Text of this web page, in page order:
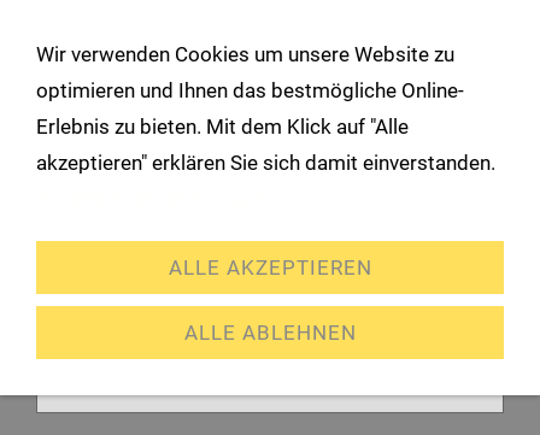
Navigation öffnen
Anmeldung
Bitte melden Sie sich mit Ihrem Kennwort an.
E-Mail oder Kundennummer:
Wir verwenden Cookies um unsere Website zu
optimieren und Ihnen das bestmögliche Online-
Erlebnis zu bieten. Mit dem Klick auf "Alle
akzeptieren" erklären Sie sich damit einverstanden.
ALLE AKZEPTIEREN
ALLE ABLEHNEN